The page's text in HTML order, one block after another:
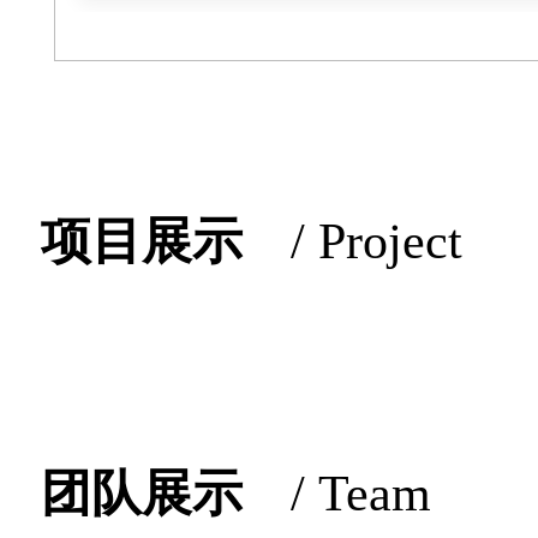
项目展示 / Project
团队展示 / Team